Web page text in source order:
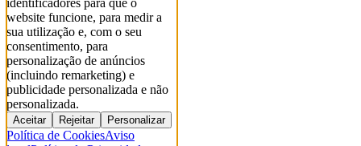
identificadores para que o
website funcione, para medir a
sua utilização e, com o seu
consentimento, para
personalização de anúncios
(incluindo remarketing) e
publicidade personalizada e não
personalizada.
Aceitar Rejeitar Personalizar
Política de CookiesAviso